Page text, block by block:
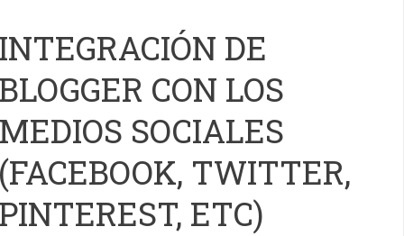
DE
CON LOS
SOCIALES
TWITTER,
ETC)